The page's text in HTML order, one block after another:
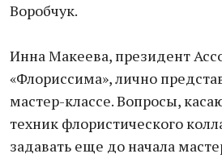
Воробчук.
Инна Макеева, президент
«Флориссима», лично
мастер-классе. Вопросы,
техник флористического
задавать еще до начала